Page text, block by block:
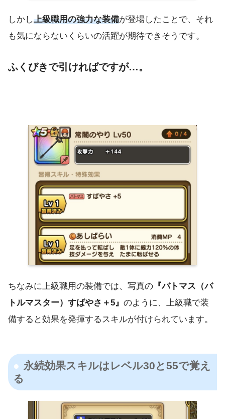
しかし上級職用の強力な装備が登場したことで、それ
も気にならないくらいの活躍が期待できそうです。
ふくびきで引ければですが…。
ちなみに上級職用の装備では、写真の 『バトマス（バ
トルマスター）すばやさ＋5』 のように、上級職で装
備すると効果を発揮するスキルが付けられています。
永続効果スキルはレベル30と55で覚え
る